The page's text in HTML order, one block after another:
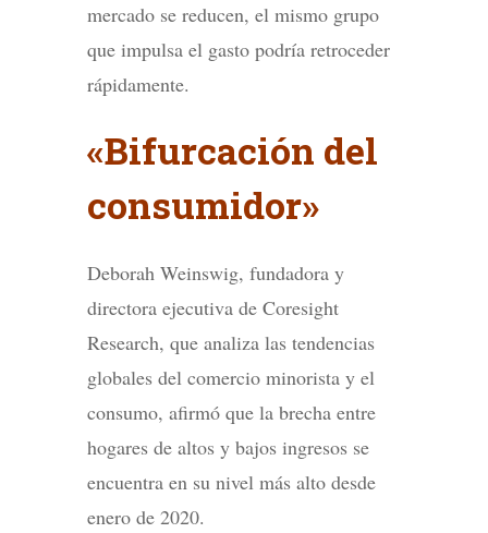
mercado se reducen, el mismo grupo
que impulsa el gasto podría retroceder
rápidamente.
«Bifurcación del
consumidor»
Deborah Weinswig, fundadora y
directora ejecutiva de Coresight
Research, que analiza las tendencias
globales del comercio minorista y el
consumo, afirmó que la brecha entre
hogares de altos y bajos ingresos se
encuentra en su nivel más alto desde
enero de 2020.